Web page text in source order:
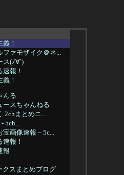
義！
ファモザイク＠ネ...
ス(ﾉ∀`)
報！
義！
んる
ースちゃんねる
2chまとめニ...
5ch...
宝画像速報－5c...
報！
報
クスまとめブログ